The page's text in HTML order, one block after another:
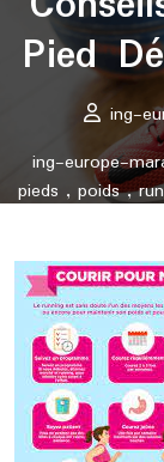
Pied
ing-
ing-europe-
pieds , poids,